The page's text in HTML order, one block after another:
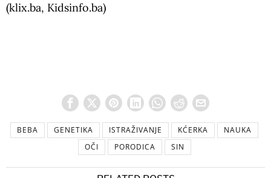
(klix.ba, Kidsinfo.ba)
BEBA GENETIKA ISTRAŽIVANJE KĆERKA
NAUKA
OČI
PORODICA SIN